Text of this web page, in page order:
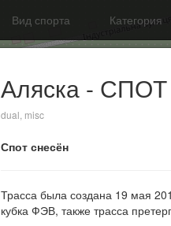
Аляска -
dual, misc
Спот снесён
Трасса была создана 19 мая
кубка ФЭВ, также трасса
Вид спорта Категория